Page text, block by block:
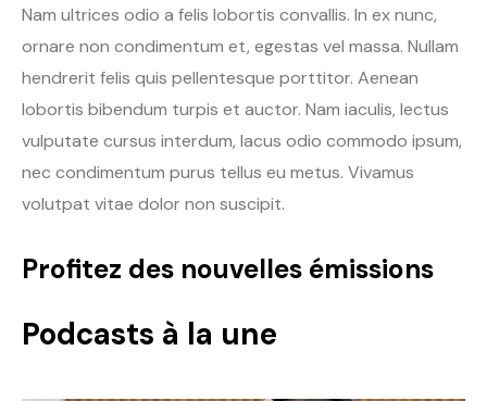
Nam ultrices odio a felis lobortis convallis. In ex nunc,
ornare non condimentum et, egestas vel massa. Nullam
hendrerit felis quis pellentesque porttitor. Aenean
lobortis bibendum turpis et auctor. Nam iaculis, lectus
vulputate cursus interdum, lacus odio commodo ipsum,
nec condimentum purus tellus eu metus. Vivamus
volutpat vitae dolor non suscipit.
Profitez des nouvelles émissions
Podcasts à la une